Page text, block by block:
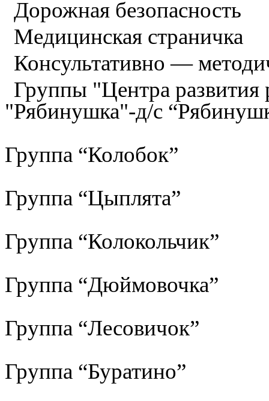
Дорожная безопасность
Медицинская страничка
Консультативно —
Группы "Центра развития
"Рябинушка"-д/с
Группа “Колобок”
Группа “Цыплята”
Группа “Колокольчик”
Группа “Дюймовочка”
Группа “Лесовичок”
Группа “Буратино”